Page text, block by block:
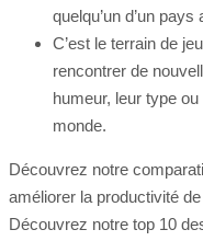
quelqu’un d’un
C’est le terrain de
rencontrer de
humeur, leur type
monde.
Découvrez notre
améliorer la productivité
Découvrez notre top 10